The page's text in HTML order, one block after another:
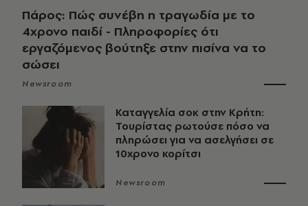
Πάρος: Πώς συνέβη η τραγωδία με το
4χρονο παιδί - Πληροφορίες ότι
εργαζόμενος βούτηξε στην πισίνα να το
σώσει
Newsroom
Καταγγελία σοκ στην Κρήτη:
Τουρίστας ρωτούσε πόσο να
πληρώσει για να ασελγήσει σε
10χρονο κορίτσι
Newsroom